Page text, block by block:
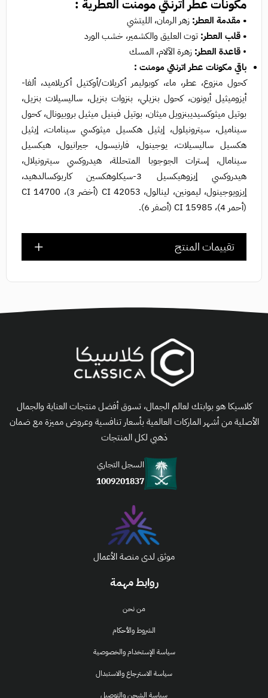
مكونات عطر اترنتي مومنت العطرية :
• مقدمة العطر: زهر الرمان، الليتشي
• قلب العطر: توت العليق والكشمير، خشب الورد
• قاعدة العطر: زهرة الآلام، المسك
باقي مكونات عطر اترنتي مومنت :
كحول منزوع، عطر، ماء، كوبوليمر أكريلات/أوكتيل أكريلاميد، ألفا-
أيزوميثيل أيونون، كحول بنزيلي، بنزوات بنزيل، ساليسيلات بنزيل،
بوتيل ميثوكسيديبنزويل ميثان، بوتيل فينيل ميثيل بروبيونال، كحول
سيناميل، سيترونيلول، إيثيل هكسيل ميثوكسي سينامات، إيثيل
هكسيل ساليسيلات، يوجينول، فارنيسول، جيرانيول، هيكسيل
سينامال، إسترات الجوجوبا المتحللة، هيدروكسي سيترونيلال،
هيدروكسي إيزوهيكسيل 3-سيكلوهكسين كاربوكسالدهيد،
إيزويوجينول، ليمونين، لينالول، CI 42053 (أخضر 3)، CI 14700
(أحمر 4)، CI 15985 (أصفر 6).
تقييمات المنتج
روابط مهمة
من نحن
الشروط والأحكام
سياسة الإستخدام والخصوصية
سياسة الاسترجاع والاستبدال
سياسة الشحن والتوصيل
كلاسيكا هو بوابتك لعالم الجمال، تسوق أفضل منتجات العناية والجمال
الأصلية من أشهر الماركات العالمية بأسعار تنافسية وعروض مميزة مع ضمان
ذهبي لكل المنتجات
السجل التجاري
1009201837
موثق لدى منصة الأعمال